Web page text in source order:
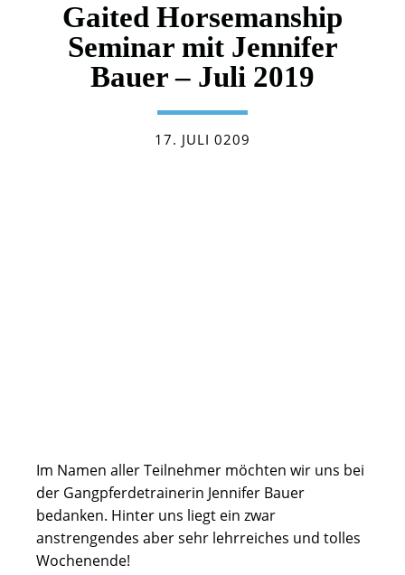
Gaited Horsemanship
Seminar mit Jennifer
Bauer – Juli 2019
17. JULI 0209
Im Namen aller Teilnehmer möchten wir uns bei
der Gangpferdetrainerin Jennifer Bauer
bedanken. Hinter uns liegt ein zwar
anstrengendes aber sehr lehrreiches und tolles
Wochenende!